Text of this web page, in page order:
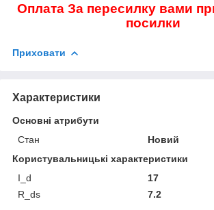
Оплата За пересилку вами
посилки
Приховати
Характеристики
Основні атрибути
Стан
Новий
Користувальницькі характеристики
I_d
17
R_ds
7.2